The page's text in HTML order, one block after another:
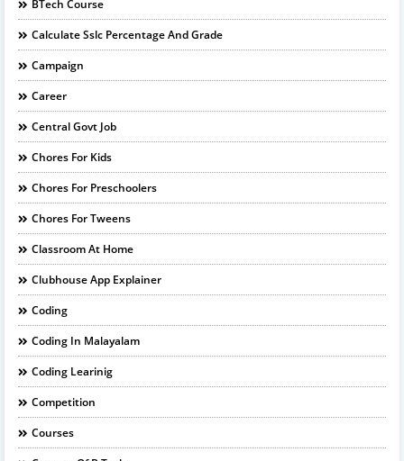
BTech Course
Calculate Sslc Percentage And Grade
Campaign
Career
Central Govt Job
Chores For Kids
Chores For Preschoolers
Chores For Tweens
Classroom At Home
Clubhouse App Explainer
Coding
Coding In Malayalam
Coding Learinig
Competition
Courses